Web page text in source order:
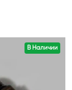
В Наличии